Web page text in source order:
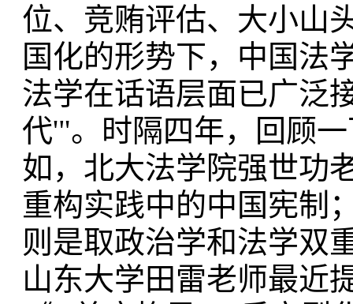
位、竞贿评估、大小山
国化的形势下，中国法
法学在话语层面已广泛
代'"。时隔四年，回顾
如，北大法学院强世功
重构实践中的中国宪制
则是取政治学和法学双
山东大学田雷老师最近